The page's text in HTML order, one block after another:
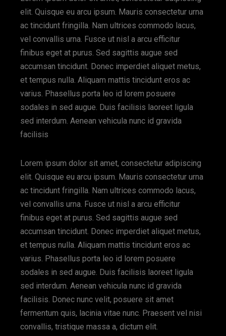
elit. Quisque eu arcu ipsum. Mauris consectetur urna
ac tincidunt fringilla. Nam ultrices commodo lacus,
vel convallis urna. Fusce ut nisl a arcu efficitur
finibus eget at purus. Sed sagittis augue sed
accumsan tincidunt. Donec imperdiet aliquet metus,
et tempus nulla. Aliquam mattis tincidunt eros ac
varius. Phasellus porta leo id lorem posuere
sodales in sed augue. Duis facilisis laoreet ligula
sed interdum. Aenean vehicula nunc id gravida
facilisis
Lorem ipsum dolor sit amet, consectetur adipiscing
elit. Quisque eu arcu ipsum. Mauris consectetur urna
ac tincidunt fringilla. Nam ultrices commodo lacus,
vel convallis urna. Fusce ut nisl a arcu efficitur
finibus eget at purus. Sed sagittis augue sed
accumsan tincidunt. Donec imperdiet aliquet metus,
et tempus nulla. Aliquam mattis tincidunt eros ac
varius. Phasellus porta leo id lorem posuere
sodales in sed augue. Duis facilisis laoreet ligula
sed interdum. Aenean vehicula nunc id gravida
facilisis. Donec nunc velit, posuere sit amet
fermentum quis, lacinia vitae nunc. Praesent vel nisi
convallis, tristique massa a, dictum elit.